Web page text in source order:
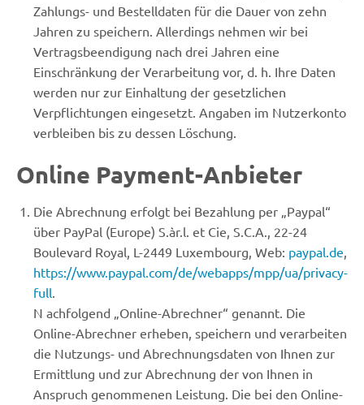
Zahlungs- und Bestelldaten für die Dauer von zehn
Jahren zu speichern. Allerdings nehmen wir bei
Vertragsbeendigung nach drei Jahren eine
Einschränkung der Verarbeitung vor, d. h. Ihre Daten
werden nur zur Einhaltung der gesetzlichen
Verpflichtungen eingesetzt. Angaben im Nutzerkonto
verbleiben bis zu dessen Löschung.
Online Payment-Anbieter
Die Abrechnung erfolgt bei Bezahlung per „Paypal“
über PayPal (Europe) S.àr.l. et Cie, S.C.A., 22-24
Boulevard Royal, L-2449 Luxembourg, Web: paypal.de,
https://www.paypal.com/de/webapps/mpp/ua/privacy-
full.
N achfolgend „Online-Abrechner“ genannt. Die
Online-Abrechner erheben, speichern und verarbeiten
die Nutzungs- und Abrechnungsdaten von Ihnen zur
Ermittlung und zur Abrechnung der von Ihnen in
Anspruch genommenen Leistung. Die bei den Online-